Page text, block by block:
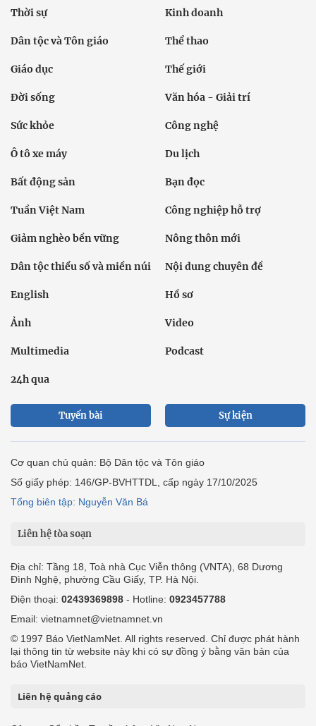
Thời sự Kinh doanh
Dân tộc và Tôn giáo Thể thao
Giáo dục Thế giới
Đời sống Văn hóa - Giải trí
Sức khỏe Công nghệ
Ô tô xe máy Du lịch
Bất động sản Bạn đọc
Tuần Việt Nam Công nghiệp hỗ trợ
Giảm nghèo bền vững Nông thôn mới
Dân tộc thiểu số và miền núi Nội dung chuyên đề
English Hồ sơ
Ảnh Video
Multimedia Podcast
24h qua
Tuyến bài Sự kiện
Cơ quan chủ quản: Bộ Dân tộc và Tôn giáo
Số giấy phép: 146/GP-BVHTTDL, cấp ngày 17/10/2025
Tổng biên tập: Nguyễn Văn Bá
Liên hệ tòa soạn
Địa chỉ: Tầng 18, Toà nhà Cục Viễn thông (VNTA), 68 Dương
Đình Nghệ, phường Cầu Giấy, TP. Hà Nội.
Điện thoại: 02439369898 - Hotline: 0923457788
Email: vietnamnet@vietnamnet.vn
© 1997 Báo VietNamNet. All rights reserved. Chỉ được phát hành
lại thông tin từ website này khi có sự đồng ý bằng văn bản của
báo VietNamNet.
Liên hệ quảng cáo